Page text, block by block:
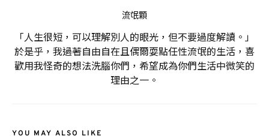
流氓顆
「人生很短，可以理解別人的眼光，但不要過度解讀。」
於是乎，我過著自由自在且偶爾耍點任性流氓的生活，喜
歡用我怪奇的想法洗腦你們，希望成為你們生活中微笑的
理由之一。
YOU MAY ALSO LIKE